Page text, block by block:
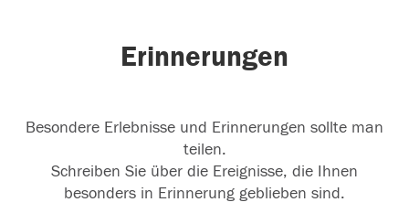
Erinnerungen
Besondere Erlebnisse und Erinnerungen sollte man
teilen.
Schreiben Sie über die Ereignisse, die Ihnen
besonders in Erinnerung geblieben sind.